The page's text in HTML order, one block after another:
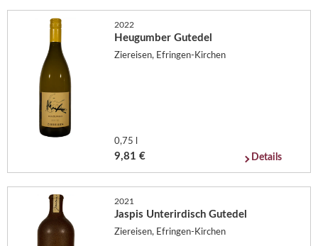
2022
Heugumber Gutedel
Ziereisen, Efringen-Kirchen
0,75 l
9,81 € Details
2021
Jaspis Unterirdisch Gutedel
Ziereisen, Efringen-Kirchen